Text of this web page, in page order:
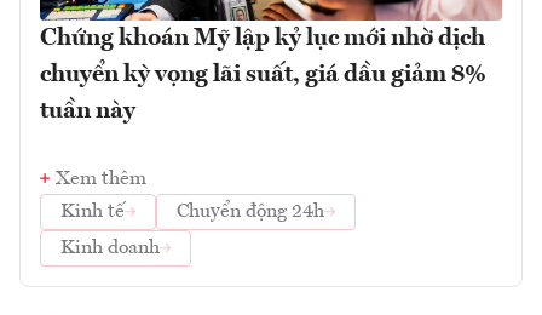
Chứng khoán Mỹ lập kỷ lục mới nhờ dịch
chuyển kỳ vọng lãi suất, giá dầu giảm 8%
tuần này
Xem thêm
Kinh tế
Chuyển động 24h
Kinh doanh